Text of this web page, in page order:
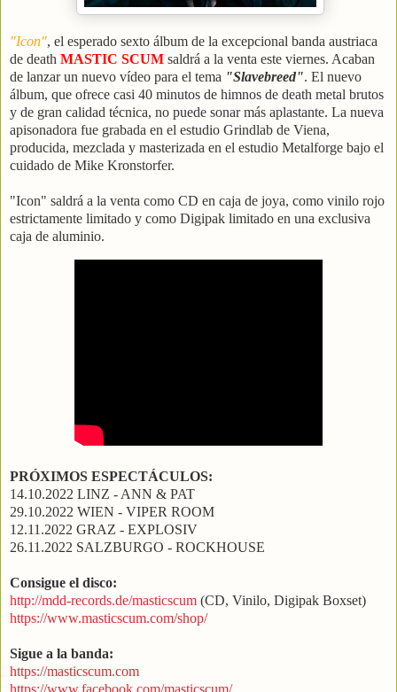
"Icon", el esperado sexto álbum de la excepcional banda austriaca
de death MASTIC SCUM saldrá a la venta este viernes. Acaban
de lanzar un nuevo vídeo para el tema "Slavebreed". El nuevo
álbum, que ofrece casi 40 minutos de himnos de death metal brutos
y de gran calidad técnica, no puede sonar más aplastante. La nueva
apisonadora fue grabada en el estudio Grindlab de Viena,
producida, mezclada y masterizada en el estudio Metalforge bajo el
cuidado de Mike Kronstorfer.
"Icon" saldrá a la venta como CD en caja de joya, como vinilo rojo
estrictamente limitado y como Digipak limitado en una exclusiva
caja de aluminio.
PRÓXIMOS ESPECTÁCULOS:
14.10.2022 LINZ - ANN & PAT
29.10.2022 WIEN - VIPER ROOM
12.11.2022 GRAZ - EXPLOSIV
26.11.2022 SALZBURGO - ROCKHOUSE
Consigue el disco:
http://mdd-records.de/masticscum (CD, Vinilo, Digipak Boxset)
https://www.masticscum.com/shop/
Sigue a la banda:
https://masticscum.com